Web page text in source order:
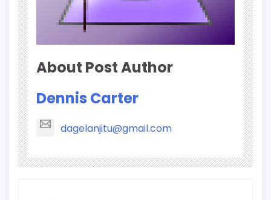
About Post Author
Dennis Carter
dagelanjitu@gmail.com